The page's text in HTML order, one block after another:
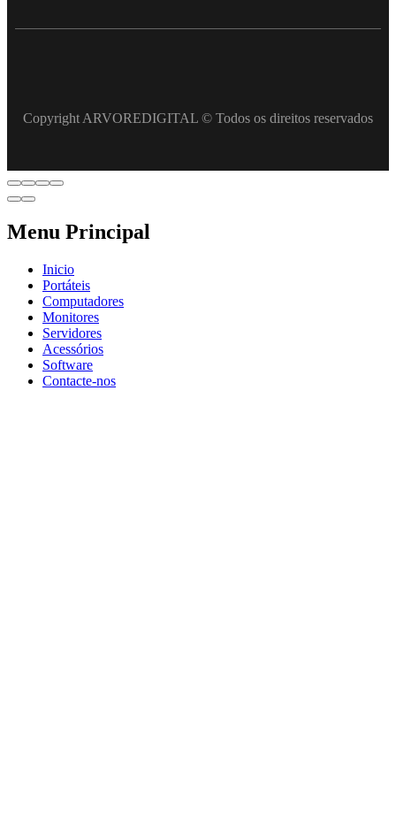
Copyright ARVOREDIGITAL © Todos os direitos reservados
Menu Principal
Inicio
Portáteis
Computadores
Monitores
Servidores
Acessórios
Software
Contacte-nos